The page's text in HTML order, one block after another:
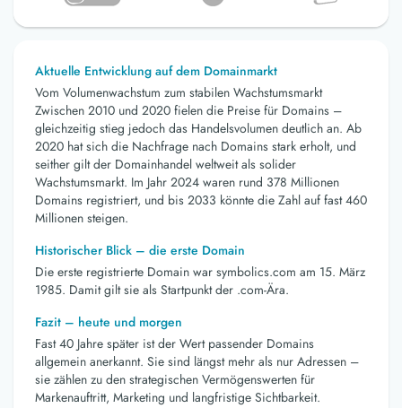
Aktuelle Entwicklung auf dem Domainmarkt
Vom Volumenwachstum zum stabilen Wachstumsmarkt
Zwischen 2010 und 2020 fielen die Preise für Domains –
gleichzeitig stieg jedoch das Handelsvolumen deutlich an. Ab
2020 hat sich die Nachfrage nach Domains stark erholt, und
seither gilt der Domainhandel weltweit als solider
Wachstumsmarkt. Im Jahr 2024 waren rund 378 Millionen
Domains registriert, und bis 2033 könnte die Zahl auf fast 460
Millionen steigen.
Historischer Blick – die erste Domain
Die erste registrierte Domain war symbolics.com am 15. März
1985. Damit gilt sie als Startpunkt der .com-Ära.
Fazit – heute und morgen
Fast 40 Jahre später ist der Wert passender Domains
allgemein anerkannt. Sie sind längst mehr als nur Adressen –
sie zählen zu den strategischen Vermögenswerten für
Markenauftritt, Marketing und langfristige Sichtbarkeit.